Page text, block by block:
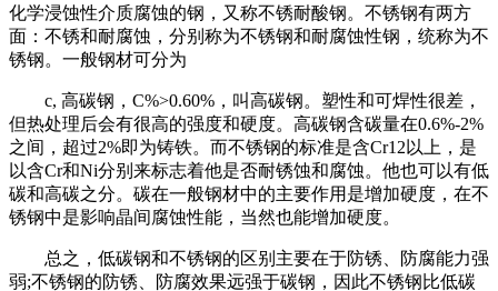
化学浸蚀性介质腐蚀的钢，又称不锈耐酸钢。不锈钢有两方
面：不锈和耐腐蚀，分别称为不锈钢和耐腐蚀性钢，统称为不
锈钢。一般钢材可分为
c, 高碳钢，C%>0.60%，叫高碳钢。塑性和可焊性很差，
但热处理后会有很高的强度和硬度。高碳钢含碳量在0.6%-2%
之间，超过2%即为铸铁。而不锈钢的标准是含Cr12以上，是
以含Cr和Ni分别来标志着他是否耐锈蚀和腐蚀。他也可以有低
碳和高碳之分。碳在一般钢材中的主要作用是增加硬度，在不
锈钢中是影响晶间腐蚀性能，当然也能增加硬度。
总之，低碳钢和不锈钢的区别主要在于防锈、防腐能力强
弱;不锈钢的防锈、防腐效果远强于碳钢，因此不锈钢比低碳